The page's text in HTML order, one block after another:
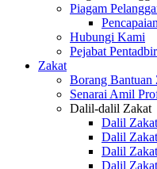
Piagam
Hubungi Kami
Pejabat
Zakat
Borang Bantuan
Senarai Amil
Dalil-dalil Zakat
Dalil
Dalil
Dalil
Dalil